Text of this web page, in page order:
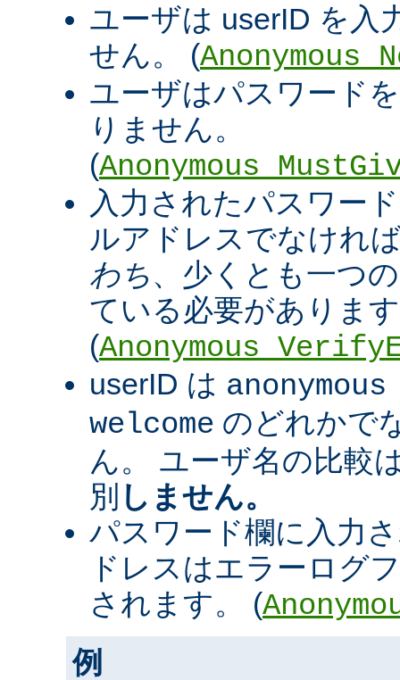
ユーザは userID を入
せん。 (
ユーザはパスワード
りません。
(
入力されたパスワー
ルアドレスでなけれ
わち、少くとも一つ
ている必要がありま
(
userID は
welcome のどれかで
ん。 ユーザ名の比較
別 しません。
パスワード欄に入力
ドレスはエラーログ
されます。 (
例